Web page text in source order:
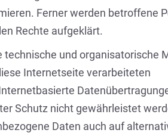
Ferner werden betroffene
Rechte aufgeklärt.
und organisatorische
Internetseite verarbeiteten
Schutz nicht gewährleistet
Daten auch auf